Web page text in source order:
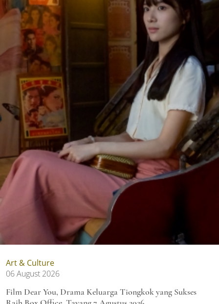
Art & Culture
06 August 2026
Film Dear You, Drama Keluarga Tiongkok yang Sukses